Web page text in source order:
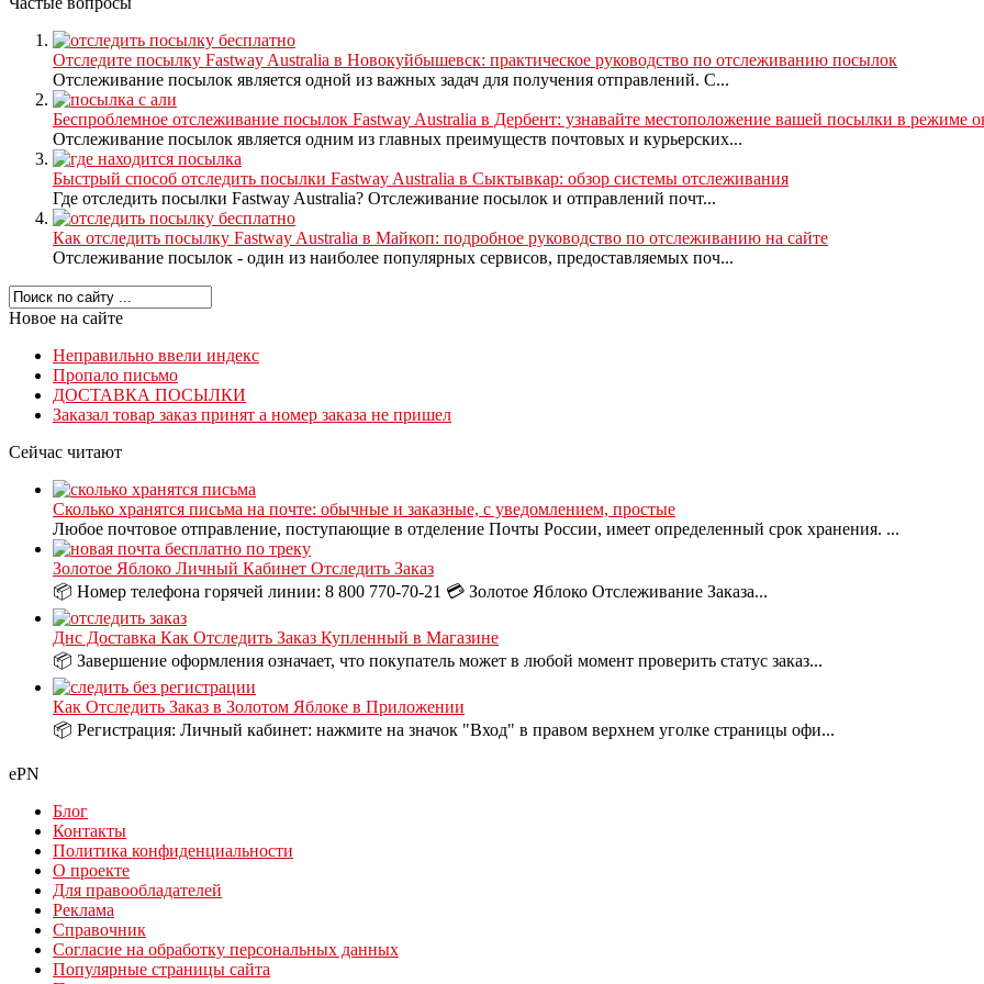
Отследите посылку Fastway Australia в Новокуйбышевск: практическое руководство по отслеживанию посылок
Отслеживание посылок является одной из важных задач для получения отправлений. С...
Беспроблемное отслеживание посылок Fastway Australia в Дербент: узнавайте местоположение вашей посылки в режиме
Отслеживание посылок является одним из главных преимуществ почтовых и курьерских...
Быстрый способ отследить посылки Fastway Australia в Сыктывкар: обзор системы отслеживания
Где отследить посылки Fastway Australia? Отслеживание посылок и отправлений почт...
Как отследить посылку Fastway Australia в Майкоп: подробное руководство по отслеживанию на сайте
Отслеживание посылок - один из наиболее популярных сервисов, предоставляемых поч...
Новое на сайте
Неправильно ввели индекс
Пропало письмо
ДОСТАВКА ПОСЫЛКИ
Заказал товар заказ принят а номер заказа не пришел
Сейчас читают
Сколько хранятся письма на почте: обычные и заказные, с уведомлением, простые
Любое почтовое отправление, поступающие в отделение Почты России, имеет определенный срок хранения. ...
Золотое Яблоко Личный Кабинет Отследить Заказ
📦 Номер телефона горячей линии: 8 800 770-70-21 💳 Золотое Яблоко Отслеживание Заказа...
Днс Доставка Как Отследить Заказ Купленный в Магазине
📦 Завершение оформления означает, что покупатель может в любой момент проверить статус заказ...
Как Отследить Заказ в Золотом Яблоке в Приложении
📦 Регистрация: Личный кабинет: нажмите на значок "Вход" в правом верхнем уголке страницы офи...
ePN
Блог
Контакты
Политика конфиденциальности
О проекте
Для правообладателей
Реклама
Справочник
Согласие на обработку персональных данных
Популярные страницы сайта